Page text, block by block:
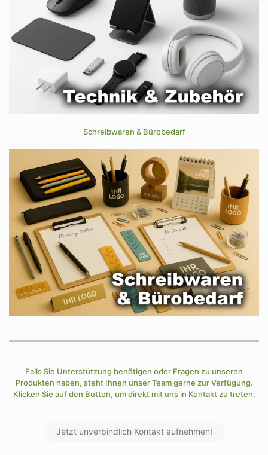
Schreibwaren & Bürobedarf
Falls Sie Unterstützung benötigen oder Fragen zu unseren
Produkten haben, steht Ihnen unser Team gerne zur Verfügung.
Klicken Sie auf den Button, um direkt mit uns in Kontakt zu treten.
Jetzt unverbindlich Kontakt aufnehmen!